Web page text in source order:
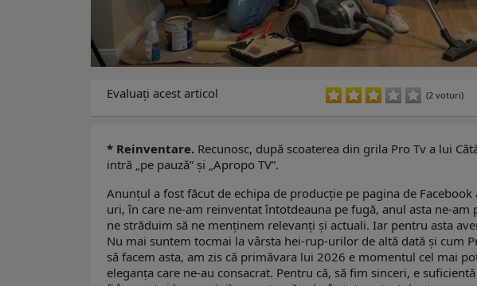
Evaluaţi acest articol (2 voturi)
* Reinventare. Recunosc, după scoaterea din grila Pro Tv a lui
intră „pe pauză” și „Apropo TV”.
Anunțul a fost făcut de echipa de producție pe pagina de
uri, în care ne-am reinventat întotdeauna pe fugă, anul asta ne-
ne străduim să ne menținem relevanți și actuali. Iar pentru asta
Nu mai suntem tocmai la vârsta hei-rup-urilor de altă dată și cum
să facem asta, am zis că primăvara lui 2026 e momentul cel mai
eleganța care ne-au consacrat. Pentru că, să fim sinceri, e